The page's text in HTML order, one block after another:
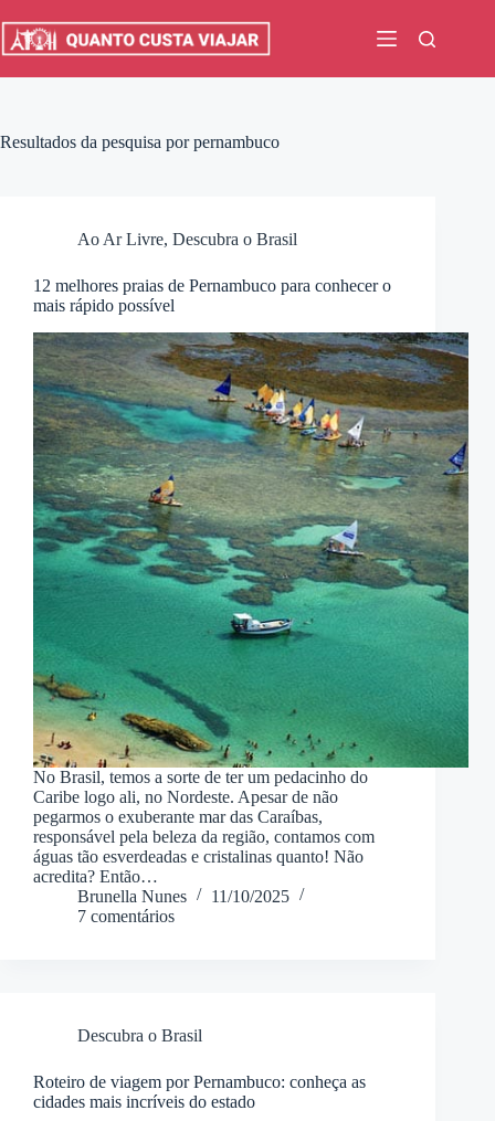
para
Resultados da pesquisa por pernambuco
Ao Ar Livre, Descubra o Brasil
12 melhores praias de Pernambuco para conhecer o
mais rápido possível
No Brasil, temos a sorte de ter um pedacinho do
Caribe logo ali, no Nordeste. Apesar de não
pegarmos o exuberante mar das Caraíbas,
responsável pela beleza da região, contamos com
águas tão esverdeadas e cristalinas quanto! Não
acredita? Então…
Brunella Nunes
11/10/2025
7 comentários
Descubra o Brasil
Roteiro de viagem por Pernambuco: conheça as
cidades mais incríveis do estado